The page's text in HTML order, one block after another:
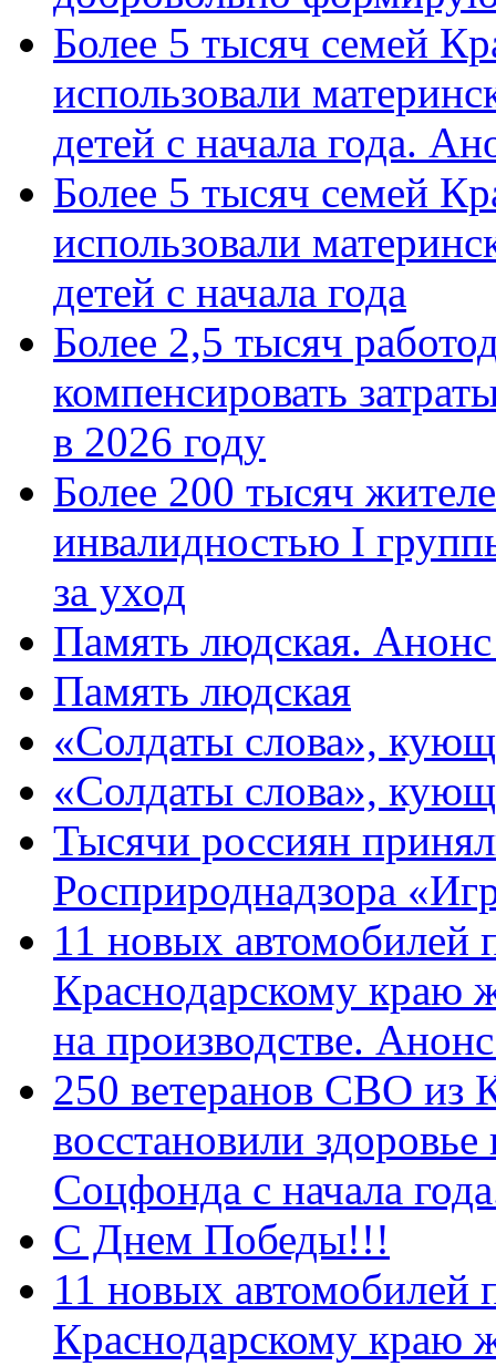
Более 5 тысяч семей
использовали
детей с начала года.
Более 5 тысяч семей
использовали
детей с начала года
Более 2,5 тысяч
компенсировать
в 2026 году
Более 200 тысяч
инвалидностью I
за уход
Память людская.
Память людская
«Солдаты слова»,
«Солдаты слова»,
Тысячи россиян
Росприроднадзора
11 новых автомобилей
Краснодарскому краю
на производстве.
250 ветеранов СВО из
восстановили
Соцфонда с начала
С Днем Победы!!!
11 новых автомобилей
Краснодарскому краю